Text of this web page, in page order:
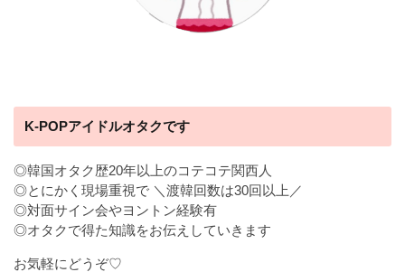
K-POPアイドルオタクです
◎韓国オタク歴20年以上のコテコテ関西人
◎とにかく現場重視で ＼渡韓回数は30回以上／
◎対面サイン会やヨントン経験有
◎オタクで得た知識をお伝えしていきます
お気軽にどうぞ♡